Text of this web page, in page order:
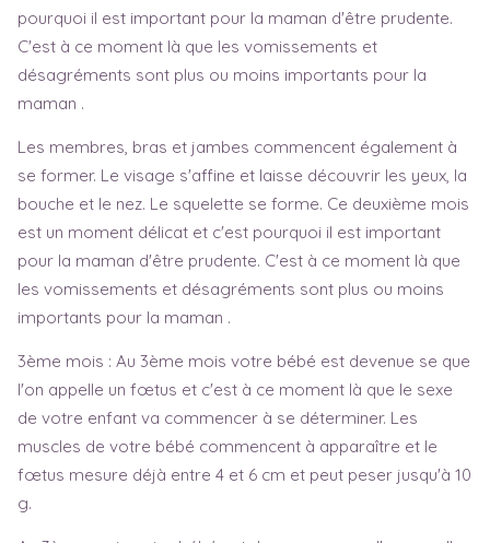
pourquoi il est important pour la maman d'être prudente.
C'est à ce moment là que les vomissements et
désagréments sont plus ou moins importants pour la
maman .
Les membres, bras et jambes commencent également à
se former. Le visage s'affine et laisse découvrir les yeux, la
bouche et le nez. Le squelette se forme. Ce deuxième mois
est un moment délicat et c'est pourquoi il est important
pour la maman d'être prudente. C'est à ce moment là que
les vomissements et désagréments sont plus ou moins
importants pour la maman .
3ème mois : Au 3ème mois votre bébé est devenue se que
l'on appelle un fœtus et c'est à ce moment là que le sexe
de votre enfant va commencer à se déterminer. Les
muscles de votre bébé commencent à apparaître et le
fœtus mesure déjà entre 4 et 6 cm et peut peser jusqu'à 10
g.